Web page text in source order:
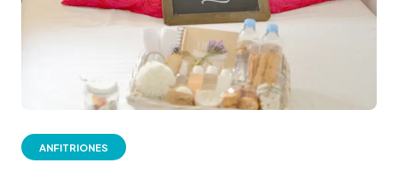
ANFITRIONES